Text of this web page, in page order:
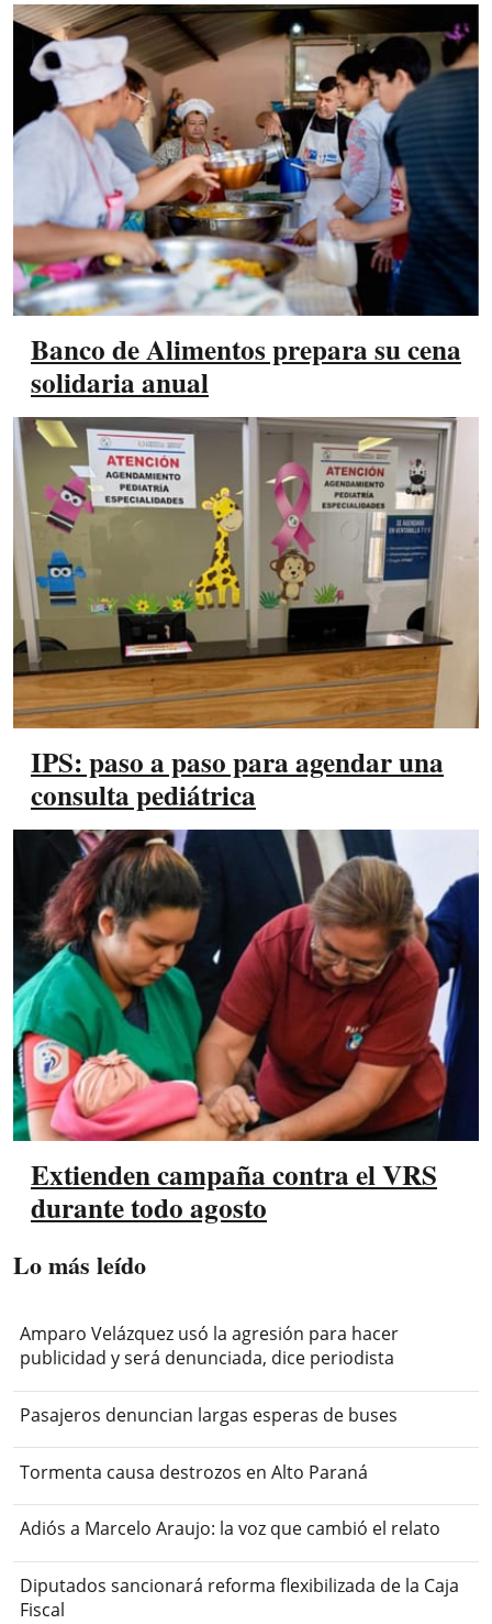
Banco de Alimentos prepara su cena
solidaria anual
IPS: paso a paso para agendar una
consulta pediátrica
Extienden campaña contra el VRS
durante todo agosto
Lo más leído
Amparo Velázquez usó la agresión para hacer
publicidad y será denunciada, dice periodista
Pasajeros denuncian largas esperas de buses
Tormenta causa destrozos en Alto Paraná
Adiós a Marcelo Araujo: la voz que cambió el relato
Diputados sancionará reforma flexibilizada de la Caja
Fiscal